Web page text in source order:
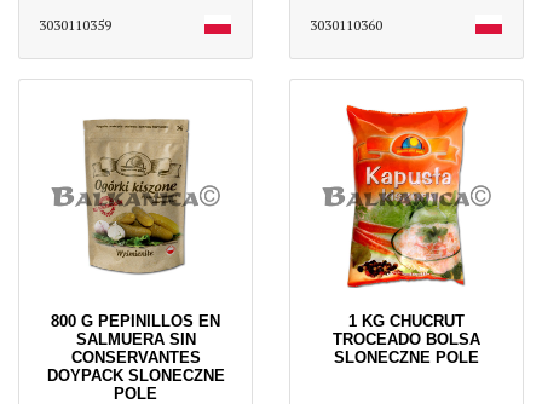
3030110359 3030110360
800 G PEPINILLOS EN
SALMUERA SIN
CONSERVANTES
DOYPACK SLONECZNE
POLE
1 KG CHUCRUT
TROCEADO BOLSA
SLONECZNE POLE